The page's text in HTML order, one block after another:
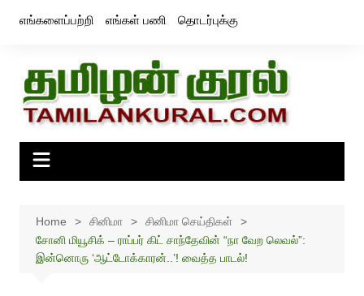
எங்களைப்பற்றி எங்கள் பணி தொடர்புக்கு
Home சினிமா
சினிமா செய்திகள்
சோனி மியூசிக் – ராப்பர் கிட் சாந்தேவின் “நா வேற லெவல்”:
இன்னொரு ‘ஆட்டோக்காரன்..’! வைத்த பாடல்!